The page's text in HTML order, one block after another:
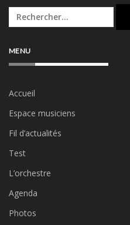
Rechercher :
MENU
Accueil
Espace musiciens
Fil d’actualités
Test
L’orchestre
Agenda
Photos